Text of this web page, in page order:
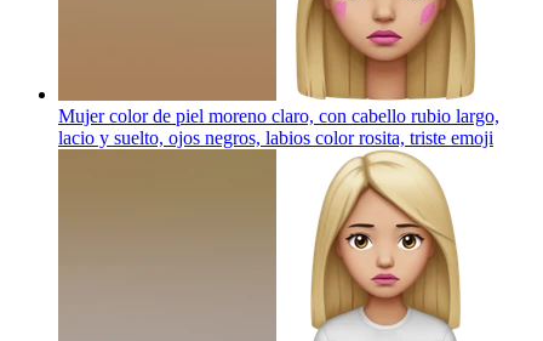
Mujer color de piel moreno claro, con cabello rubio largo,
lacio y suelto, ojos negros, labios color rosita, triste emoji